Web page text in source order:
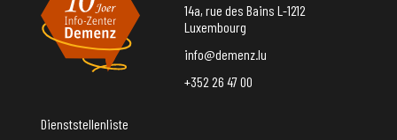
14a, rue des Bains L-1212
Luxembourg
info@demenz.lu
+352 26 47 00
Dienststellenliste